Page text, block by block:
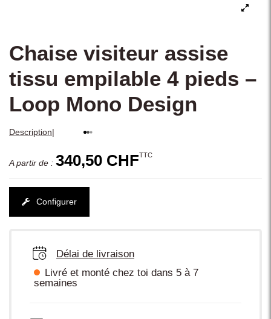
Chaise visiteur assise
tissu empilable 4 pieds –
Loop Mono Design
Description|
A partir de : 340,50 CHFTTC
Configurer
Délai de livraison
Livré et monté chez toi dans 5 à 7
semaines